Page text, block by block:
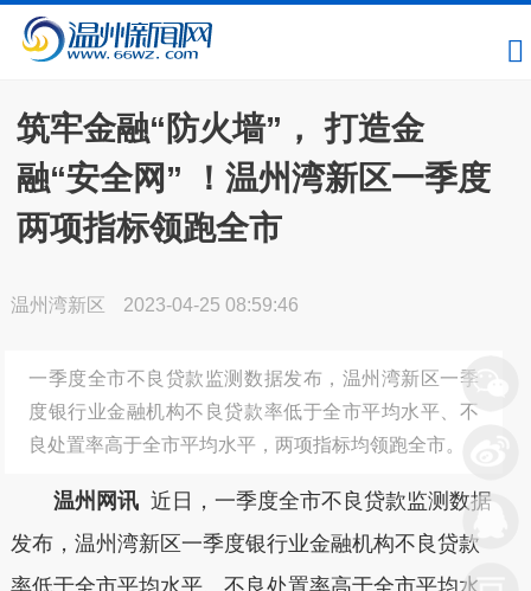
筑牢金融“防火墙”， 打造金
融“安全网” ！温州湾新区一季度
两项指标领跑全市
温州湾新区 2023-04-25 08:59:46
一季度全市不良贷款监测数据发布，温州湾新区一季
度银行业金融机构不良贷款率低于全市平均水平、不
良处置率高于全市平均水平，两项指标均领跑全市。
温州网讯 近日，一季度全市不良贷款监测数据
发布，温州湾新区一季度银行业金融机构不良贷款
率低于全市平均水平、不良处置率高于全市平均水